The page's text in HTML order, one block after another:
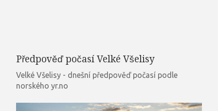
Předpověď počasí Velké Všelisy
Velké Všelisy - dnešní předpověď počasí podle
norského yr.no